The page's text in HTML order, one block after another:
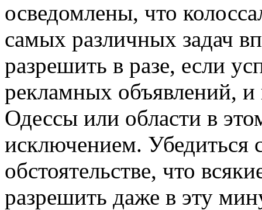
осведомлены, что
самых различных задач
разрешить в разе, если
рекламных объявлений,
Одессы или области в
исключением. Убедиться
обстоятельстве, что
разрешить даже в эту